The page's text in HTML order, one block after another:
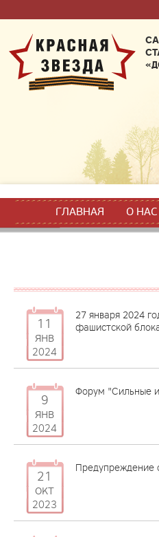
ГЛАВНАЯ О НАС
11
янв
2024
27 января 2024
фашистской
9
янв
2024
Форум "Сильные
21
окт
2023
Предупреждение